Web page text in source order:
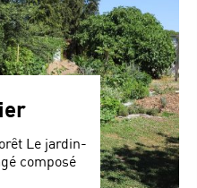
Le jardin-
composé